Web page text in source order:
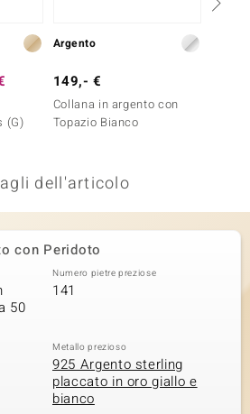
(G)
Argento
149,- €
Collana in argento con
Topazio Bianco
dell'articolo
con Peridoto
50
Numero pietre preziose
141
Metallo prezioso
925 Argento sterling
placcato in oro giallo e
bianco